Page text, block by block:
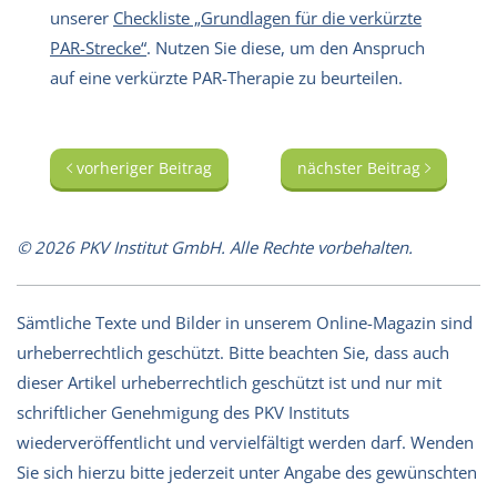
unserer Checkliste „Grundlagen für die verkürzte
PAR-Strecke“. Nutzen Sie diese, um den Anspruch
auf eine verkürzte PAR-Therapie zu beurteilen.
vorheriger Beitrag nächster Beitrag
© 2026 PKV Institut GmbH. Alle Rechte vorbehalten.
Sämtliche Texte und Bilder in unserem Online-Magazin sind
urheberrechtlich geschützt. Bitte beachten Sie, dass auch
dieser Artikel urheberrechtlich geschützt ist und nur mit
schriftlicher Genehmigung des PKV Instituts
wiederveröffentlicht und vervielfältigt werden darf. Wenden
Sie sich hierzu bitte jederzeit unter Angabe des gewünschten